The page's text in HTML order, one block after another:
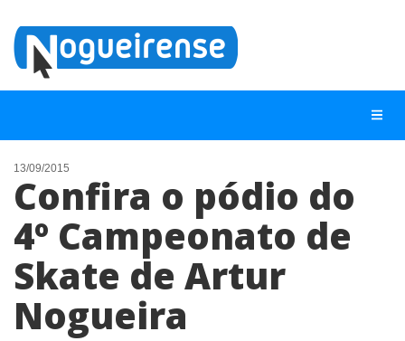
NOTÍCIAS
LISTA DIGITAL
TELEFONES ÚTEIS
CONTATO
13/09/2015
Confira o pódio do
4º Campeonato de
Skate de Artur
Nogueira